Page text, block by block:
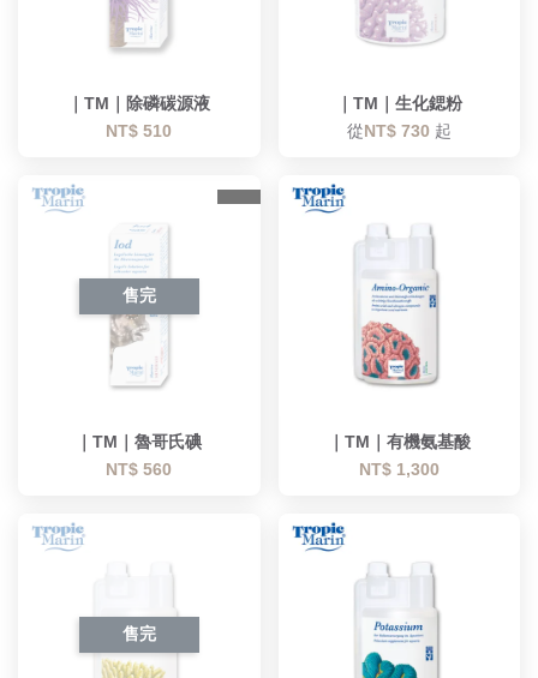
｜TM｜除磷碳源液
NT$ 510
｜TM｜生化鍶粉
從NT$ 730 起
售完
｜TM｜魯哥氏碘
NT$ 560
｜TM｜有機氨基酸
NT$ 1,300
售完